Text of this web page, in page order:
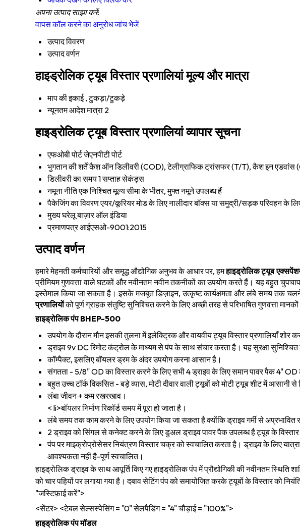
अपना उत्पाद साझा करें:
वापस कॉल करने का अनुरोधजांच भेजें
उत्पाद विवरण
उत्पाद वर्णन
हाइड्रोलिक ट्यूब विस्तार प्रणालियां मूल्य और मात्रा
माप की इकाई , टुकड़ा/टुकड़े
न्यूनतम आदेश मात्रा 2
हाइड्रोलिक ट्यूब विस्तार प्रणालियां व्यापार सूचना
एफओबी पोर्टजेएनपीटी पोर्ट
भुगतान की शर्तेंकैश ऑन डिलीवरी (COD), टेलीग्राफिक ट्रांसफर (T/T), कैश इन एडवांस
डिलीवरी का समय1 सप्ताह सेकंड्स
नमूना नीतिएक निश्चित मूल्य सीमा के भीतर, मुफ्त नमूने उपलब्ध हैं
पैकेजिंग का विवरणएयर/कूरियर मोड के लिए नालीदार बॉक्स या समुद्री/सड़क परिवहन के
मुख्य घरेलू बाज़ारऑल इंडिया
प्रमाणपत्रआईएसओ-9001:2015
उत्पाद वर्णन
हमारे मेहनती कर्मचारियों और समृद्ध औद्योगिक अनुभव के आधार पर, हमहाइड्रोलिक ट्यूब
प्रीमियम गुणवत्ता वाले घटकों और नवीनतम नवीन तकनीकों का उपयोग करते हैं। यह बहुत
इस्तेमाल किया जा सकता है। इसके मजबूत डिज़ाइन, उत्कृष्ट कार्यक्षमता और लंबे समय तक चलने
प्रणालियोंको पूर्ण ग्राहक संतुष्टि सुनिश्चित करने के लिए अच्छी तरह से परिभाषित गुणवत्ता
हाइड्रोलिक पंप BHEP-500
उपयोग के दौरान मौन इसकी तुलना में इलेक्ट्रिक और वायवीय ट्यूब विस्तार प्रणालियाँ शोर
ड्राइव 9v DC रिमोट कंट्रोल के माध्यम से पंप के साथ संचार करता है। यह सुरक्षा
कॉम्पैक्ट, इसलिए बॉयलर ड्रम के अंदर उपयोग करना आसान है।
संगतता - 5/8" OD का विस्तार करने के लिए सभी 4 ड्राइव के लिए समान पावर पैक 4"
बहुत उच्च टॉर्क विकसित - बड़े व्यास, मोटी दीवार वाली ट्यूबों को मोटी ट्यूब शीट में आसानी
लंबा जीवन + कम रखरखाव।
< li>बॉयलर निर्माण रिकॉर्ड समय में पूरा हो जाता है।
लंबे समय तक काम करने के लिए उपयोग किया जा सकता है क्योंकि ड्राइव गर्मी से अप्रभावित
2 ड्राइव को सिंगल से कनेक्ट करने के लिए डुअल ड्राइव पावर पैक उपलब्ध है ट्यूब के
पंप पर माइक्रोप्रोसेसर नियंत्रण विस्तार चक्र को स्वचालित करता है। ड्राइव के लिए
आवश्यकता नहीं है-पूर्ण स्वचालित।
हाइड्रोलिक ड्राइव के साथ आपूर्ति किए गए हाइड्रोलिक पंप में प्रौद्योगिकी की नवीनतम
को चार पहियों पर लगाया गया है। दबाव सेटिंग पंप को समायोजित करके ट्यूबों के विस्तार को
"जस्टिफ़ाई करें">
<सेंटर> <टेबल सेल्सस्पेसिंग = "0" सेलपैडिंग = "4" चौड़ाई = "100%">
हाइड्रोलिक पंप मॉडल